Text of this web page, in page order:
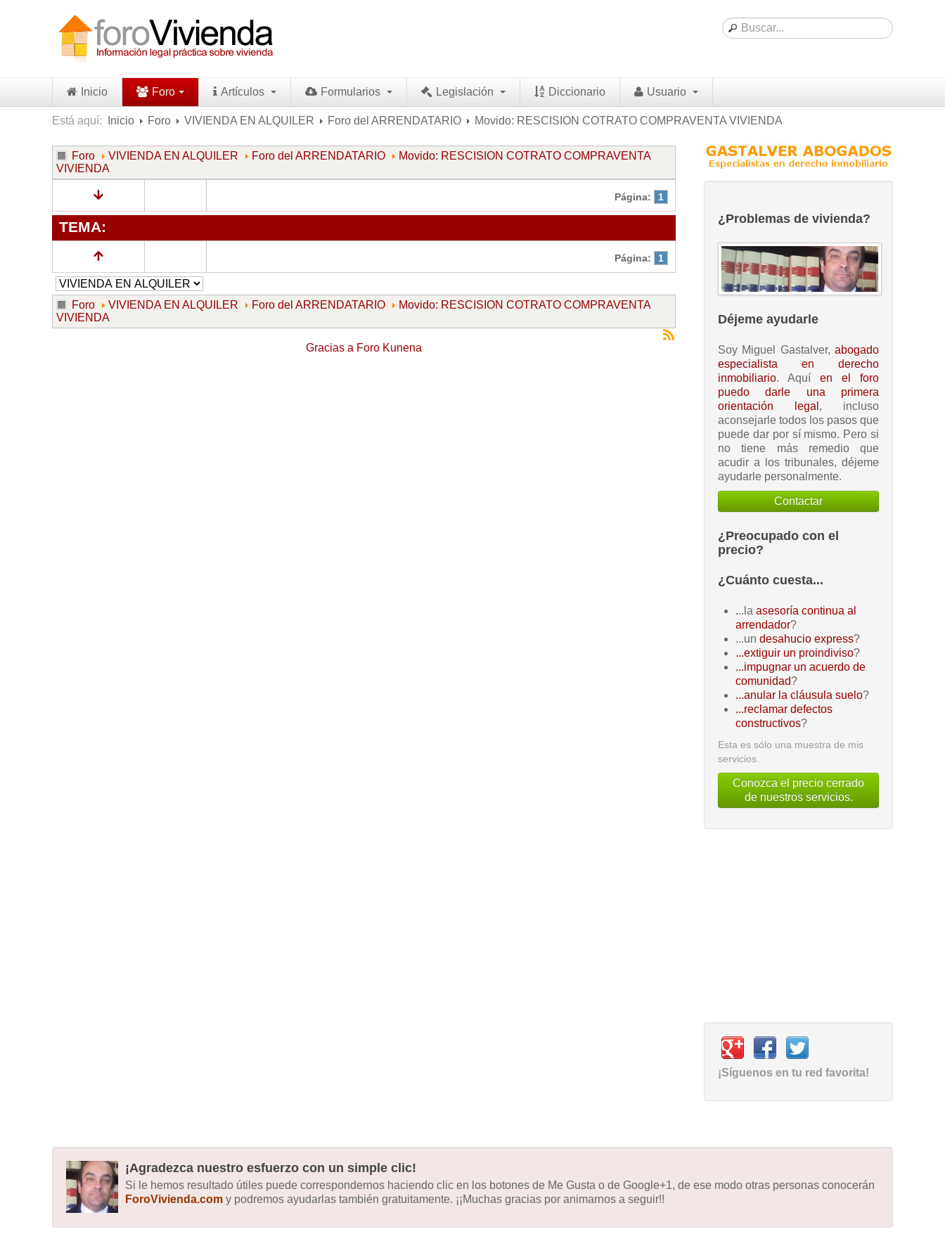
Inicio Foro Artículos Formularios Legislación Diccionario Usuario
Está aquí: Inicio Foro VIVIENDA EN ALQUILER Foro del ARRENDATARIO Movido: RESCISION COTRATO COMPRAVENTA VIVIENDA
Foro VIVIENDA EN ALQUILER Foro del ARRENDATARIO
Movido: RESCISION COTRATO COMPRAVENTA
VIVIENDA
Página: 1
TEMA:
Página: 1
Foro VIVIENDA EN ALQUILER Foro del ARRENDATARIO
Movido: RESCISION COTRATO COMPRAVENTA
VIVIENDA
Gracias a Foro Kunena
¿Problemas de vivienda?
Déjeme ayudarle
Soy Miguel Gastalver, abogado
especialista en derecho
inmobiliario. Aquí en el foro
puedo darle una primera
orientación legal , incluso
aconsejarle todos los pasos que
puede dar por sí mismo. Pero si
no tiene más remedio que
acudir a los tribunales, déjeme
ayudarle personalmente.
Contactar
¿Preocupado con el
precio?
¿Cuánto cuesta...
...la asesoría continua al
arrendador?
...un desahucio express?
...extiguir un proindiviso?
...impugnar un acuerdo de
comunidad?
...anular la cláusula suelo?
...reclamar defectos
constructivos?
Esta es sólo una muestra de mis
servicios.
Conozca el precio cerrado
de nuestros servicios.
¡Síguenos en tu red favorita!
¡Agradezca nuestro esfuerzo con un simple clic!
Si le hemos resultado útiles puede correspondernos haciendo clic en los botones de Me Gusta o de Google+1, de ese modo otras personas conocerán
ForoVivienda.com y podremos ayudarlas también gratuitamente. ¡¡Muchas gracias por animarnos a seguir!!